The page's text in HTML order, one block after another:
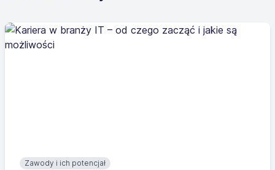
Zawody i ich potencjał